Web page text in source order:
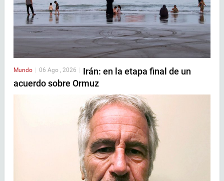
Mundo | 06 Ago , 2026 | Irán: en la etapa final de un
acuerdo sobre Ormuz